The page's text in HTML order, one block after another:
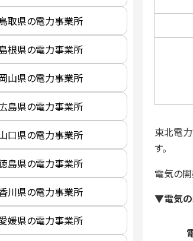
取県の電力事業所
根県の電力事業所
山県の電力事業所
島県の電力事業所
口県の電力事業所
島県の電力事業所
川県の電力事業所
媛県の電力事業所
東北電
す。
電気の開
▼電気